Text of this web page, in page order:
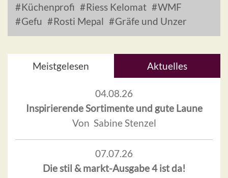
Küchenprofi
Riess Kelomat
WMF
Gefu
Rosti Mepal Gräfe und Unzer
Meistgelesen Aktuelles
04.08.26
Inspirierende Sortimente und gute Laune
Von Sabine Stenzel
07.07.26
Die stil & markt-Ausgabe 4 ist da!